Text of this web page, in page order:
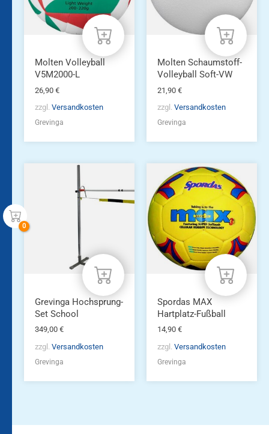
Molten Volleyball
V5M2000-L
26,90 €
zzgl. Versandkosten
Grevinga
Molten Schaumstoff-
Volleyball Soft-VW
21,90 €
zzgl. Versandkosten
Grevinga
Grevinga Hochsprung-
Set School
349,00 €
zzgl. Versandkosten
Grevinga
Spordas MAX
Hartplatz-Fußball
14,90 €
zzgl. Versandkosten
Grevinga